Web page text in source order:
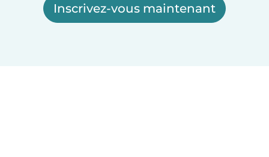
Inscrivez-vous maintenant